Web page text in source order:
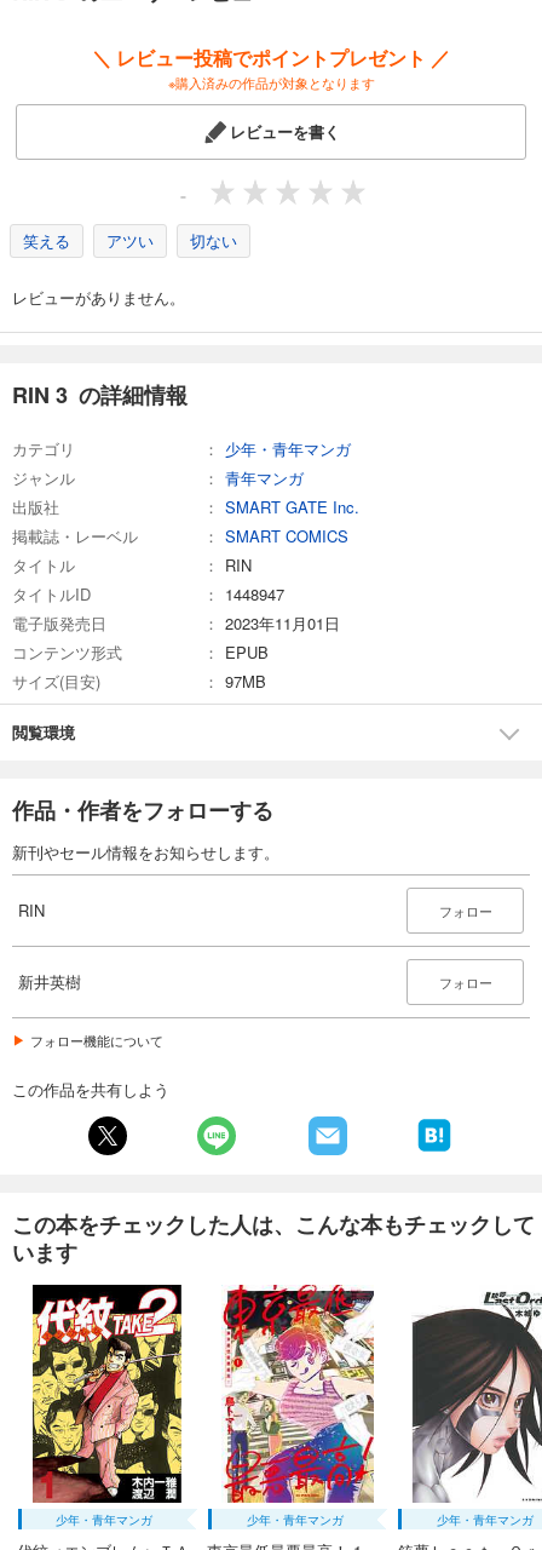
＼ レビュー投稿でポイントプレゼント ／
※購入済みの作品が対象となります
レビューを書く
-
笑える アツい 切ない
レビューがありません。
RIN 3 の詳細情報
カテゴリ
少年・青年マンガ
ジャンル
青年マンガ
出版社
SMART GATE Inc.
掲載誌・レーベル
SMART COMICS
タイトル
RIN
タイトルID
1448947
電子版発売日
2023年11月01日
コンテンツ形式
EPUB
サイズ(目安)
97MB
閲覧環境
作品・作者をフォローする
新刊やセール情報をお知らせします。
RIN フォロー
新井英樹 フォロー
フォロー機能について
この作品を共有しよう
この本をチェックした人は、こんな本もチェックして
います
少年・青年マンガ 少年・青年マンガ 少年・青年マンガ